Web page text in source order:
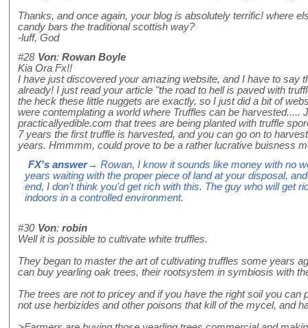
Thanks, and once again, your blog is absolutely terrific! where
candy bars the traditional scottish way?
-luff, God
#28 Von: Rowan Boyle
Kia Ora Fx!!
I have just discovered your amazing website, and I have to say
already! I just read your article "the road to hell is paved with
the heck these little nuggets are exactly, so I just did a bit of
were contemplating a world where Truffles can be harvested.....
practicallyedible.com that trees are being planted with truffle
7 years the first truffle is harvested, and you can go on to
years. Hmmmm, could prove to be a rather lucrative buisness
FX's answer→ Rowan, I know it sounds like money with no
years waiting with the proper piece of land at your disposal,
end, I don't think you'd get rich with this. The guy who will get
indoors in a controlled environment.
#30 Von: robin
Well it is possible to cultivate white truffles.
They began to master the art of cultivating truffles some years
can buy yearling oak trees, their rootsystem in symbiosis with
The trees are not to pricey and if you have the right soil you can
not use herbizides and other poisons that kill of the mycel, and